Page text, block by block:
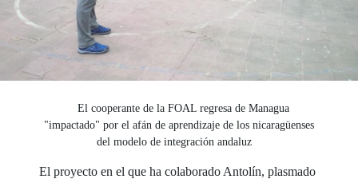
El cooperante de la FOAL regresa de Managua
"impactado" por el afán de aprendizaje de los nicaragüenses
del modelo de integración andaluz
El proyecto en el que ha colaborado Antolín, plasmado